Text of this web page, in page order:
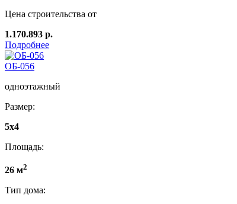
Цена строительства от
1.170.893 р.
Подробнее
ОБ-056
одноэтажный
Размер:
5x4
Площадь:
26 м2
Тип дома: